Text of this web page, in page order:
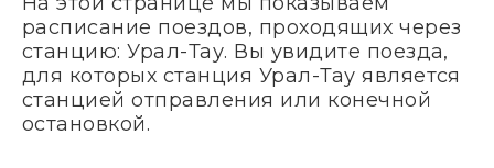
расписание поездов, проходящих через
станцию: Урал-Тау. Вы увидите поезда,
для которых станция Урал-Тау является
станцией отправления или конечной
остановкой.